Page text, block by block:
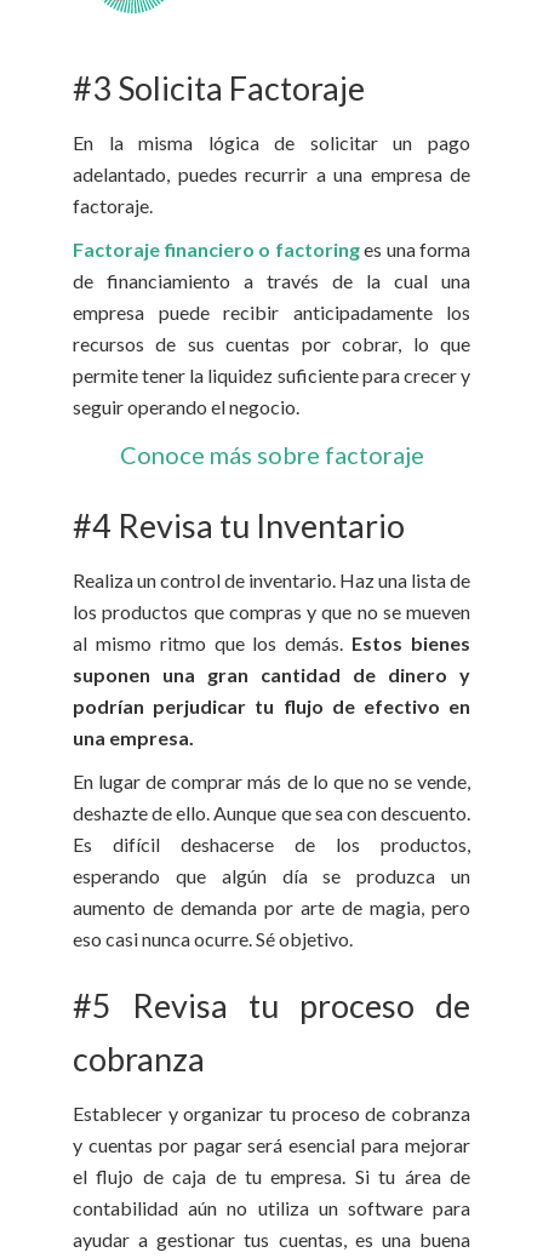
#3 Solicita Factoraje
En la misma lógica de solicitar un pago
adelantado, puedes recurrir a una empresa de
factoraje.
Factoraje financiero o factoringes una forma
de financiamiento a través de la cual una
empresa puede recibir anticipadamente los
recursos de sus cuentas por cobrar, lo que
permite tener la liquidez suficiente para crecer y
seguir operando el negocio.
Conoce más sobre factoraje
#4 Revisa tu Inventario
Realiza un control de inventario. Haz una lista de
los productos que compras y que no se mueven
al mismo ritmo que los demás. Estos bienes
suponen una gran cantidad de dinero y
podrían perjudicar tu flujo de efectivo en
una empresa.
En lugar de comprar más de lo que no se vende,
deshazte de ello. Aunque que sea con descuento.
Es difícil deshacerse de los productos,
esperando que algún día se produzca un
aumento de demanda por arte de magia, pero
eso casi nunca ocurre. Sé objetivo.
#5 Revisa tu proceso de
cobranza
Establecer y organizar tu proceso de cobranza
y cuentas por pagar será esencial para mejorar
el flujo de caja de tu empresa. Si tu área de
contabilidad aún no utiliza un software para
ayudar a gestionar tus cuentas, es una buena